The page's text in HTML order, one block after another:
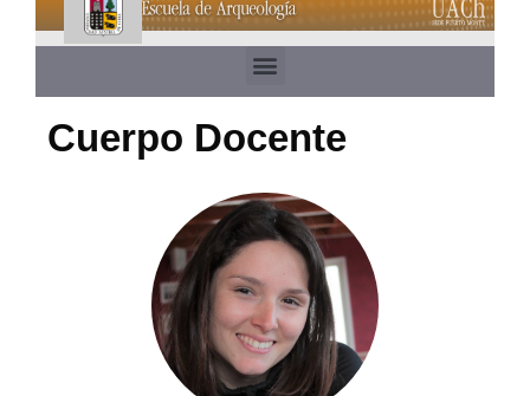
Cuerpo Docente